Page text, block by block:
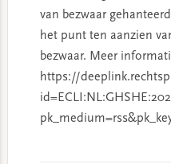
van bezwaar
het punt ten aanzien
bezwaar. Meer
https://